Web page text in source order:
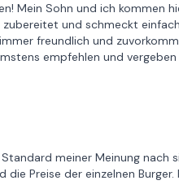
Mein Sohn und ich kommen
und schmeckt
freundlich und
empfehlen und
meiner Meinung nach
die Preise der einzelnen